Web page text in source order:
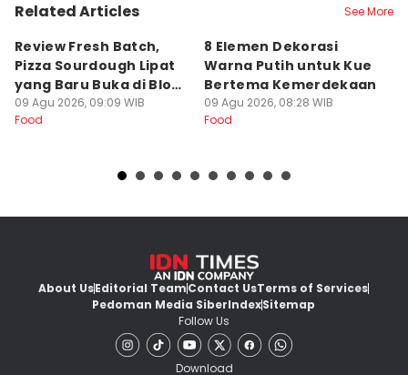
Related Articles See More
Review Fresh Batch,
Pizza Sourdough Lipat
yang Baru Buka di Blok
M
09 Agu 2026, 09:09 WIB
Food
8 Elemen Dekorasi
Warna Putih untuk Kue
Bertema Kemerdekaan
09 Agu 2026, 08:28 WIB
Food
About UsEditorial TeamContact UsTerms of Services
Pedoman Media SiberIndexSitemap
Follow Us
Download